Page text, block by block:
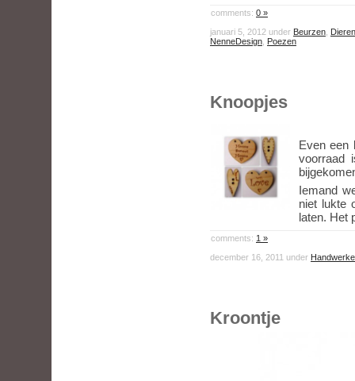
comments: 0 »
januari 5, 2012 under Beurzen
Dieren
NenneDesign
Poezen
Knoopjes
Even een
voorraad
Iemand
niet lukte
laten. Het
comments: 1 »
december 16, 2011 under
Kroontje